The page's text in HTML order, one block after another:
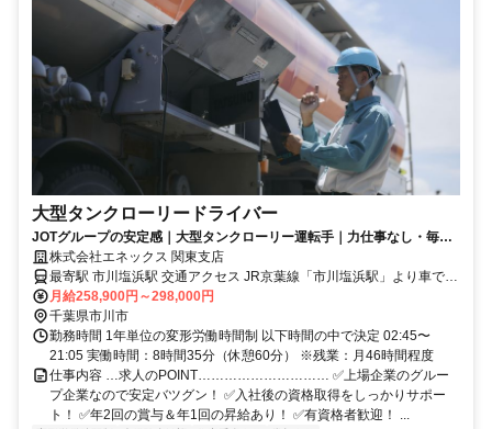
大型タンクローリードライバー
JOTグループの安定感｜大型タンクローリー運転手｜力仕事なし・毎日
帰れる！
株式会社エネックス 関東支店
最寄駅 市川塩浜駅 交通アクセス JR京葉線「市川塩浜駅」より車で9
分
月給258,900円～298,000円
千葉県市川市
勤務時間 1年単位の変形労働時間制 以下時間の中で決定 02:45〜
21:05 実働時間：8時間35分（休憩60分） ※残業：月46時間程度
仕事内容 …求人のPOINT………………………… ✅上場企業のグルー
プ企業なので安定バツグン！ ✅入社後の資格取得をしっかりサポー
ト！ ✅年2回の賞与＆年1回の昇給あり！ ✅有資格者歓迎！ ...